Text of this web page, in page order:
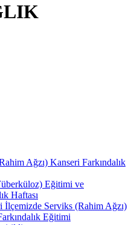
Ağzı) Kanseri Farkındalık
Eğitimi ve
Haftası
İlçemizde Serviks (Rahim Ağzı)
Eğitimi